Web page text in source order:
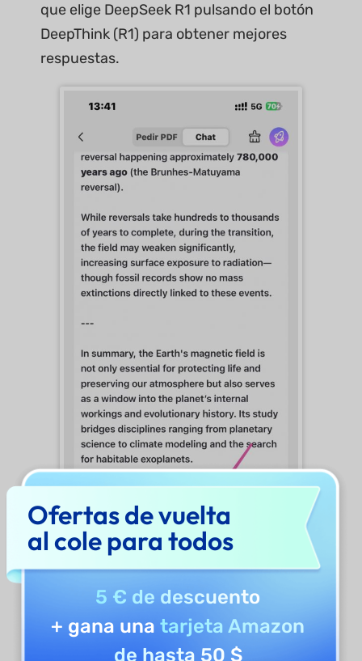
que elige DeepSeek R1 pulsando el botón
DeepThink (R1) para obtener mejores
respuestas.
Por último, introduce el comando en el
Ofertas de vuelta
al cole para todos
5 € de descuento
+ gana unatarjeta Amazon
de hasta 50 $